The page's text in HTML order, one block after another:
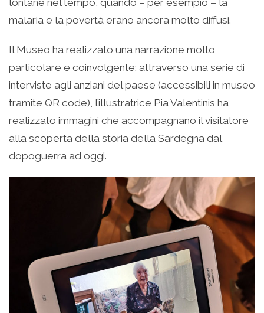
malaria e la povertà erano ancora molto diffusi.
Il Museo ha realizzato una narrazione molto
particolare e coinvolgente: attraverso una serie di
interviste agli anziani del paese (accessibili in museo
tramite QR code), l’illustratrice Pia Valentinis ha
realizzato immagini che accompagnano il visitatore
alla scoperta della storia della Sardegna dal
dopoguerra ad oggi.